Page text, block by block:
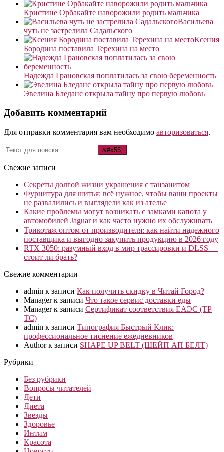
Кристине Орбакайте наворожили родить мальчика
Васильева
чуть не застрелила Садальского
Ксения
Бородина поставила Терехина на место
Надежда Грановская поплатилась за свою беременность
Эвелина Бледанс открыла тайну про первую любовь
Добавить комментарий
Для отправки комментария вам необходимо авторизоваться.
Свежие записи
Секреты долгой жизни украшения с танзанитом
Фурнитура для шитья: всё нужное, чтобы ваши проекты
не развалились и выглядели как из ателье
Какие проблемы могут возникать с замками капота у
автомобилей Jaguar и как часто нужно их обслуживать
Трикотаж оптом от производителя: как найти надежного
поставщика и выгодно закупить продукцию в 2026 году
RTX 3050: разумный вход в мир трассировки и DLSS —
стоит ли брать?
Свежие комментарии
admin к записи Как получить скидку в Читай Город?
Managerк записи Что такое сервис доставки еды
Managerк записи Сертификат соответствия ЕАЭС (ТР
ТС)
admin к записи Типография Быстрый Клик:
профессиональное тиснение ежедневников
Authorк записи SHAPE UP BELT (ШЕЙП АП БЕЛТ)
Рубрики
Без рубрики
Вопросы читателей
Дети
Диета
Звезды
Здоровье
Интим
Красота